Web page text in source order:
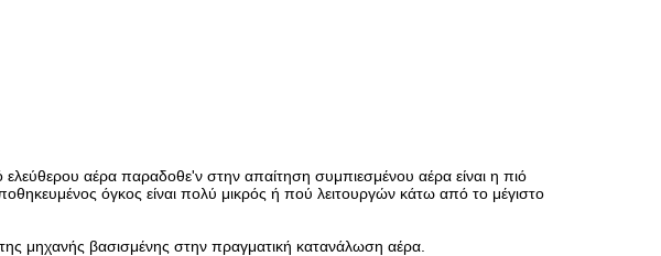
αέρα παραδοθε'ν στην απαίτηση συμπιεσμένου αέρα είναι η πιό
όγκος είναι πολύ μικρός ή πού λειτουργών κάτω από το μέγιστο
μηχανής βασισμένης στην πραγματική κατανάλωση αέρα.